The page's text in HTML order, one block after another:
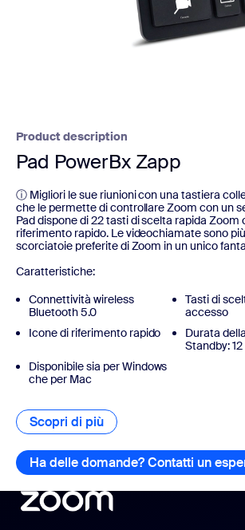
Product description
Pad PowerBx Zapp
ⓘ Migliori le sue riunioni con una tastiera
che le permette di controllare Zoom con un
Pad dispone di 22 tasti di scelta rapida Zoom
riferimento rapido. Le videochiamate sono
scorciatoie preferite di Zoom in un unico
Caratteristiche:
Connettività wireless
Bluetooth 5.0
Tasti di
accesso
Icone di riferimento rapido ​
Durata
Standby:
Disponibile sia per Windows
che per Mac
Scopri di più Scopri di più
Ha delle domande? Contatti un